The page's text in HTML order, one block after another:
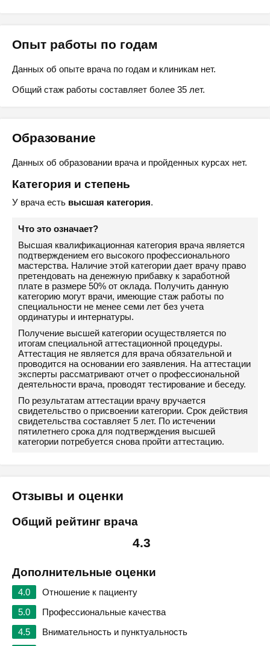
Опыт работы по годам
Данных об опыте врача по годам и клиникам нет.
Общий стаж работы составляет более 35 лет.
Образование
Данных об образовании врача и пройденных курсах нет.
Категория и степень
У врача есть высшая категория.
Что это означает?
Высшая квалификационная категория врача является
подтверждением его высокого профессионального
мастерства. Наличие этой категории дает врачу право
претендовать на денежную прибавку к заработной
плате в размере 50% от оклада. Получить данную
категорию могут врачи, имеющие стаж работы по
специальности не менее семи лет без учета
ординатуры и интернатуры.
Получение высшей категории осуществляется по
итогам специальной аттестационной процедуры.
Аттестация не является для врача обязательной и
проводится на основании его заявления. На аттестации
эксперты рассматривают отчет о профессиональной
деятельности врача, проводят тестирование и беседу.
По результатам аттестации врачу вручается
свидетельство о присвоении категории. Срок действия
свидетельства составляет 5 лет. По истечении
пятилетнего срока для подтверждения высшей
категории потребуется снова пройти аттестацию.
Отзывы и оценки
Общий рейтинг врача
4.3
Дополнительные оценки
4.0
Отношение к пациенту
5.0
Профессиональные качества
4.5
Внимательность и пунктуальность